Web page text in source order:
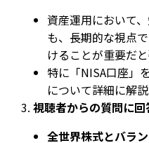
資産運用において
も、長期的な視点
けることが重要だと
特に「NISA口座」
について詳細に解説
視聴者からの質問に回
全世界株式とバラ